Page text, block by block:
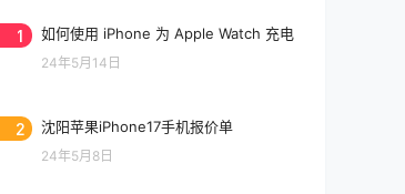
1 如何使用 iPhone 为 Apple Watch 充电
24年5月14日
2 沈阳苹果iPhone17手机报价单
24年5月8日